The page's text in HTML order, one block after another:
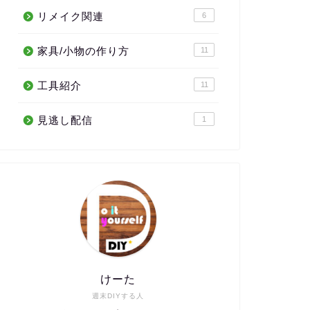
リメイク関連 6
家具/小物の作り方 11
工具紹介 11
見逃し配信 1
週末DIYする人
けーた